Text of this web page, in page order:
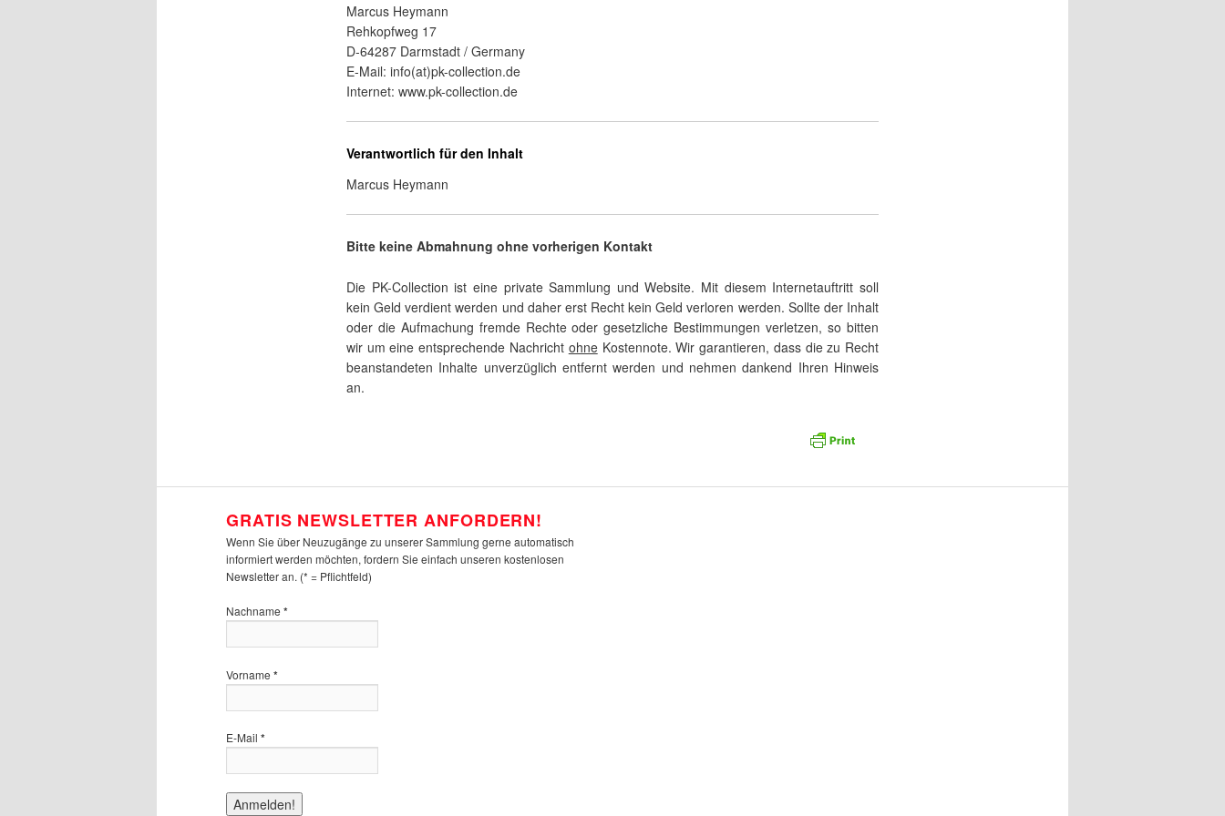
Marcus Heymann
Rehkopfweg 17
D-64287 Darmstadt / Germany
E-Mail: info(at)pk-collection.de
Internet: www.pk-collection.de
Verantwortlich für den Inhalt
Marcus Heymann
Bitte keine Abmahnung ohne vorherigen Kontakt
Die PK-Collection ist eine private Sammlung und Website. Mit diesem Internetauftritt soll
kein Geld verdient werden und daher erst Recht kein Geld verloren werden. Sollte der Inhalt
oder die Aufmachung fremde Rechte oder gesetzliche Bestimmungen verletzen, so bitten
wir um eine entsprechende Nachricht ohneKostennote. Wir garantieren, dass die zu Recht
beanstandeten Inhalte unverzüglich entfernt werden und nehmen dankend Ihren Hinweis
an.
GRATIS NEWSLETTER ANFORDERN!
Wenn Sie über Neuzugänge zu unserer Sammlung gerne automatisch
informiert werden möchten, fordern Sie einfach unseren kostenlosen
Newsletter an. (* = Pflichtfeld)
Nachname *
Vorname *
E-Mail *